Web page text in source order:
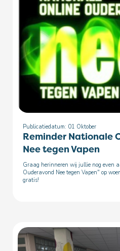
Publicatiedatum: 01 Oktober
Reminder Nationale
Nee tegen Vapen
Graag herinneren wij jullie nog even
Ouderavond Nee tegen Vapen" op
gratis!